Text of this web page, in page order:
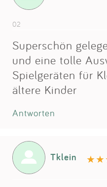
02
Superschön
und eine tolle
Spielgeräten für
ältere Kinder
Antworten
Tklein